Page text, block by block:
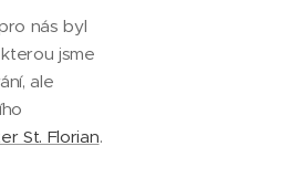
nás byl
jsme
ale
St. Florian.